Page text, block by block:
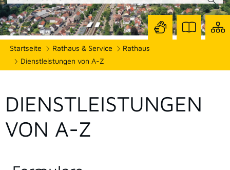
Startseite Rathaus & Service
Rathaus
Dienstleistungen von A-Z
Seite
DIENSTLEISTUNGEN
VON A-Z